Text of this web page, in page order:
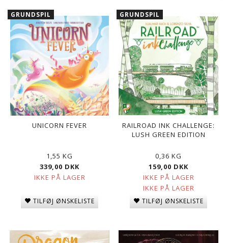
GRUNDSPIL
UNICORN FEVER
1,55 KG
339,00 DKK
IKKE PÅ LAGER
TILFØJ ØNSKELISTE
GRUNDSPIL
RAILROAD INK CHALLENGE:
LUSH GREEN EDITION
0,36 KG
159,00 DKK
IKKE PÅ LAGER
IKKE PÅ LAGER
TILFØJ ØNSKELISTE